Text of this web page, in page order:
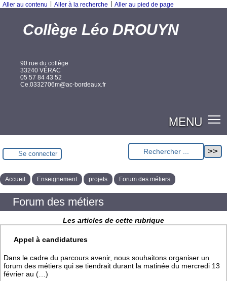
Aller au contenu Aller à la recherche Aller au pied de page
Collège Léo DROUYN
90 rue du collège
33240 VÉRAC
05 57 84 43 52
Ce.0332706m@ac-bordeaux.fr
MENU
Se connecter
Accueil Enseignement projets Forum des métiers
Forum des métiers
Les articles de cette rubrique
Appel à candidatures
Dans le cadre du parcours avenir, nous souhaitons organiser un
forum des métiers qui se tiendrait durant la matinée du mercredi 13
février au (…)